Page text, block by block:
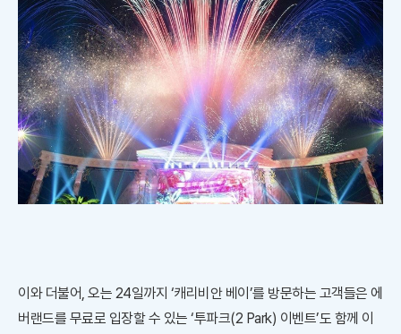
이와 더불어, 오는 24일까지 ‘캐리비안 베이’를 방문하는 고객들은 에
버랜드를 무료로 입장할 수 있는 ‘투파크(2 Park) 이벤트’도 함께 이